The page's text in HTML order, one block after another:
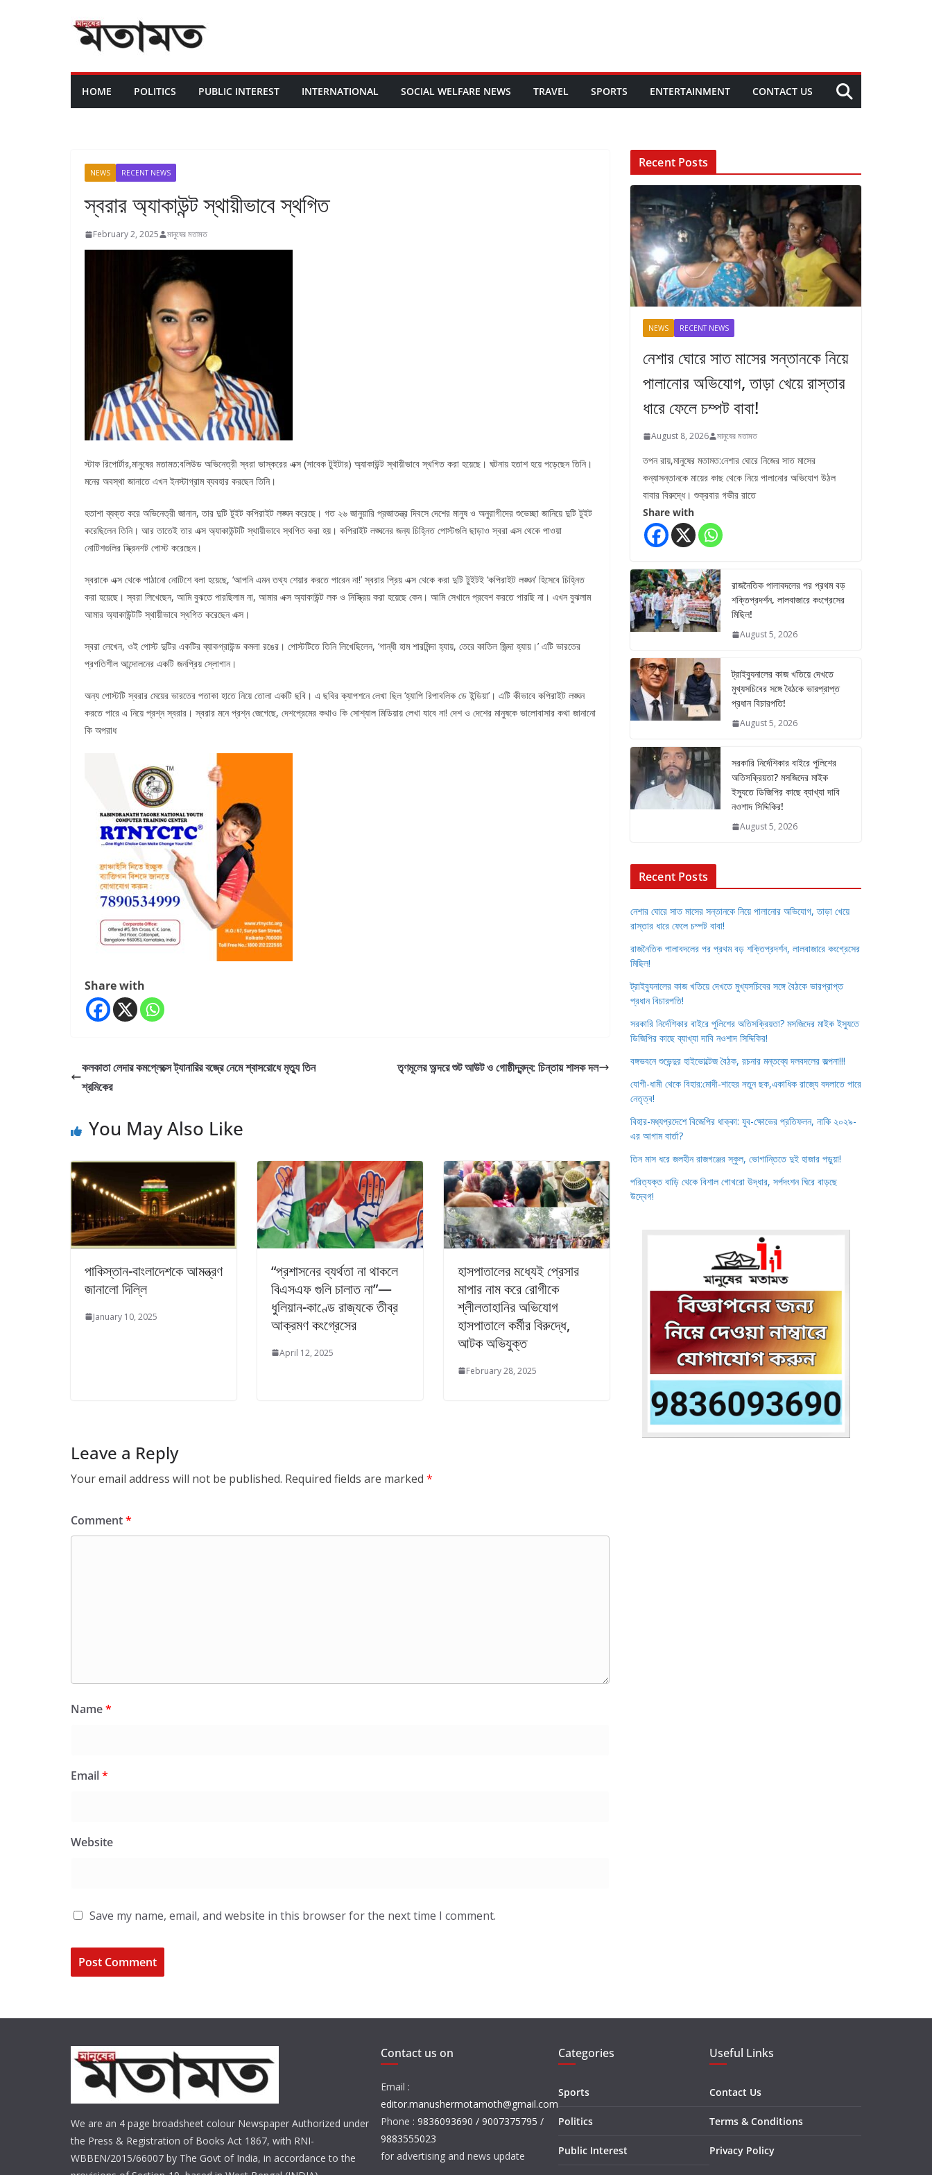
HOME POLITICS PUBLIC INTEREST INTERNATIONAL SOCIAL WELFARE NEWS TRAVEL SPORTS ENTERTAINMENT CONTACT US
NEWS RECENT NEWS
স্বরার অ্যাকাউন্ট স্থায়ীভাবে স্থগিত
February 2, 2025 মানুষের মতামত
স্টাফ রিপোর্টার,মানুষের মতামত:বলিউড অভিনেত্রী স্বরা ভাস্করের এক্স (সাবেক টুইটার) অ্যাকাউন্ট স্থায়ীভাবে স্থগিত করা হয়েছে। ঘটনায় হতাশ হয়ে পড়েছেন তিনি।
মনের অবস্থা জানাতে এখন ইনস্টাগ্রাম ব্যবহার করছেন তিনি।
হতাশা ব্যক্ত করে অভিনেত্রী জানান, তার দুটি টুইট কপিরাইট লঙ্ঘন করেছে। গত ২৬ জানুয়ারি প্রজাতন্ত্র দিবসে দেশের মানুষ ও অনুরাগীদের শুভেচ্ছা জানিয়ে দুটি টুইট
করেছিলেন তিনি। আর তাতেই তার এক্স অ্যাকাউন্টটি স্থায়ীভাবে স্থগিত করা হয়। কপিরাইট লঙ্ঘনের জন্য চিহ্নিত পোস্টগুলি ছাড়াও স্বরা এক্স থেকে পাওয়া
নোটিশগুলির স্ক্রিনশট পোস্ট করেছেন।
স্বরাকে এক্স থেকে পাঠানো নোটিশে বলা হয়েছে, ‘আপনি এমন তথ্য শেয়ার করতে পারেন না!’ স্বরার প্রিয় এক্স থেকে করা দুটি টুইটই ‘কপিরাইট লঙ্ঘন’ হিসেবে চিহ্নিত
করা হয়েছে। স্বরা লিখেছেন, আমি বুঝতে পারছিলাম না, আমার এক্স অ্যাকাউন্ট লক ও নিস্ক্রিয় করা হয়েছে কেন। আমি সেখানে প্রবেশ করতে পারছি না। এখন বুঝলাম
আমার অ্যাকাউন্টটি স্থায়ীভাবে স্থগিত করেছেন এক্স।
স্বরা লেখেন, ওই পোস্ট দুটির একটির ব্যাকগ্রাউন্ড কমলা রঙের। পোস্টটিতে তিনি লিখেছিলেন, ‘গান্ধী হাম শারমিন্দা হ্যায়, তেরে কাতিল জিন্দা হ্যায়।’ এটি ভারতের
প্রগতিশীল আন্দোলনের একটি জনপ্রিয় স্লোগান।
অন্য পোস্টটি স্বরার মেয়ের ভারতের পতাকা হাতে নিয়ে তোলা একটি ছবি। এ ছবির ক্যাপশনে লেখা ছিল ‘হ্যাপি রিপাবলিক ডে ইন্ডিয়া’। এটি কীভাবে কপিরাইট লঙ্ঘন
করতে পারে এ নিয়ে প্রশ্ন স্বরার। স্বরার মনে প্রশ্ন জেগেছে, দেশপ্রেমের কথাও কি সোশ্যাল মিডিয়ায় লেখা যাবে না! দেশ ও দেশের মানুষকে ভালোবাসার কথা জানানো
কি অপরাধ
Share with
কলকাতা লেদার কমপ্লেক্সে ট্যানারির বজ্রে নেমে শ্বাসরোধে মৃত্যু তিন
শ্রমিকের
তৃণমূলের অন্দরে শুট আউট ও গোষ্ঠীদ্বন্দ্ব: চিন্তায় শাসক দল
You May Also Like
পাকিস্তান-বাংলাদেশকে আমন্ত্রণ
জানালো দিল্লি
January 10, 2025
“প্রশাসনের ব্যর্থতা না থাকলে
বিএসএফ গুলি চালাত না”—
ধুলিয়ান-কাণ্ডে রাজ্যকে তীব্র
আক্রমণ কংগ্রেসের
April 12, 2025
হাসপাতালের মধ্যেই প্রেসার
মাপার নাম করে রোগীকে
শ্লীলতাহানির অভিযোগ
হাসপাতালে কর্মীর বিরুদ্ধে,
আটক অভিযুক্ত
February 28, 2025
Leave a Reply
Your email address will not be published. Required fields are marked *
Comment*
Name*
Email*
Website
Save my name, email, and website in this browser for the next time I comment.
Recent Posts
NEWS RECENT NEWS
নেশার ঘোরে সাত মাসের সন্তানকে নিয়ে
পালানোর অভিযোগ, তাড়া খেয়ে রাস্তার
ধারে ফেলে চম্পট বাবা!
August 8, 2026 মানুষের মতামত
তপন রায়,মানুষের মতামত:নেশার ঘোরে নিজের সাত মাসের
কন্যাসন্তানকে মায়ের কাছ থেকে নিয়ে পালানোর অভিযোগ উঠল
বাবার বিরুদ্ধে। শুক্রবার গভীর রাতে
Share with
রাজনৈতিক পালাবদলের পর প্রথম বড়
শক্তিপ্রদর্শন, লালবাজারে কংগ্রেসের
মিছিল!
August 5, 2026
ট্রাইব্যুনালের কাজ খতিয়ে দেখতে
মুখ্যসচিবের সঙ্গে বৈঠকে ভারপ্রাপ্ত
প্রধান বিচারপতি!
August 5, 2026
সরকারি নির্দেশিকার বাইরে পুলিশের
অতিসক্রিয়তা? মসজিদের মাইক
ইস্যুতে ডিজিপির কাছে ব্যাখ্যা দাবি
নওশাদ সিদ্দিকির!
August 5, 2026
Recent Posts
নেশার ঘোরে সাত মাসের সন্তানকে নিয়ে পালানোর অভিযোগ, তাড়া খেয়ে
রাস্তার ধারে ফেলে চম্পট বাবা!
রাজনৈতিক পালাবদলের পর প্রথম বড় শক্তিপ্রদর্শন, লালবাজারে কংগ্রেসের
মিছিল!
ট্রাইব্যুনালের কাজ খতিয়ে দেখতে মুখ্যসচিবের সঙ্গে বৈঠকে ভারপ্রাপ্ত
প্রধান বিচারপতি!
সরকারি নির্দেশিকার বাইরে পুলিশের অতিসক্রিয়তা? মসজিদের মাইক ইস্যুতে
ডিজিপির কাছে ব্যাখ্যা দাবি নওশাদ সিদ্দিকির!
বঙ্গভবনে শুভেন্দুর হাইভোল্টেজ বৈঠক, রচনার মন্তব্যে দলবদলের জল্পনা!!!
যোগী-ধামী থেকে বিহার:মোদী-শাহের নতুন ছক,একাধিক রাজ্যে বদলাতে পারে
নেতৃত্ব!
বিহার-মধ্যপ্রদেশে বিজেপির ধাক্কা: যুব-ক্ষোভের প্রতিফলন, নাকি ২০২৯-
এর আগাম বার্তা?
তিন মাস ধরে জলহীন রাজগঞ্জের স্কুল, ভোগান্তিতে দুই হাজার পড়ুয়া!
পরিত্যক্ত বাড়ি থেকে বিশাল গোখরো উদ্ধার, সর্পদংশন ঘিরে বাড়ছে
উদ্বেগ!
We are an 4 page broadsheet colour Newspaper Authorized under
the Press & Registration of Books Act 1867, with RNI-
WBBEN/2015/66007 by The Govt of India, in accordance to the
Contact us on
Email :
editor.manushermotamoth@gmail.com
Phone : 9836093690 / 9007375795 /
9883555023
for advertising and news update
Categories
Sports
Politics
Public Interest
Useful Links
Contact Us
Terms & Conditions
Privacy Policy